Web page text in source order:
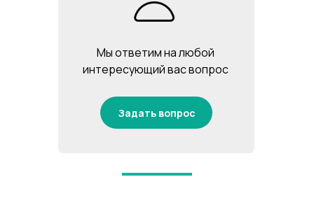
Задать вопрос
Мы ответим на любой
интересующий вас вопрос